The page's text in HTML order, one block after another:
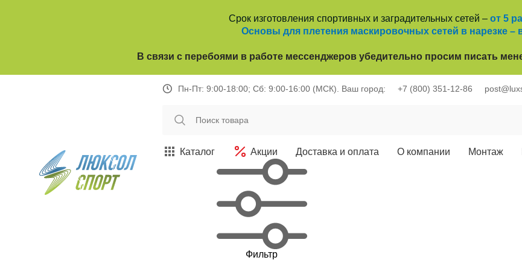
Срок изготовления спортивных и заградительных сетей – от 5
Основы для плетения маскировочных сетей в нарезке –
В связи с перебоями в работе мессенджеров убедительно просим писать
Пн-Пт: 9:00-18:00; Сб: 9:00-16:00 (МСК). Ваш город: +7 (800) 351-12-86
Каталог Акции Доставка и оплата О компании Монтаж
Фильтр